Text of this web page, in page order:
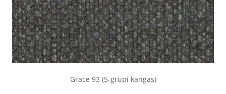
Grace 93 (5-grupi kangas)